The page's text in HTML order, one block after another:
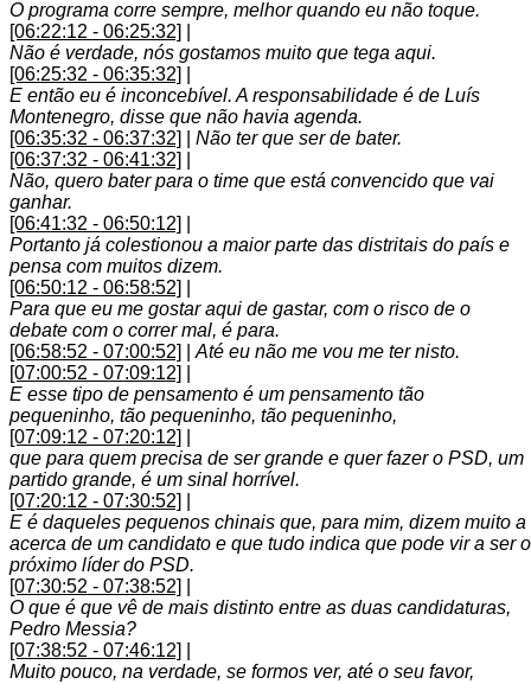
O programa corre sempre, melhor quando eu não toque.
[06:22:12 - 06:25:32]
Não é verdade, nós gostamos muito que tega aqui.
[06:25:32 - 06:35:32]
E então eu é inconcebível. A responsabilidade é de Luís
Montenegro, disse que não havia agenda.
[06:35:32 - 06:37:32]
Não ter que ser de bater.
[06:37:32 - 06:41:32]
Não, quero bater para o time que está convencido que vai
ganhar.
[06:41:32 - 06:50:12]
Portanto já colestionou a maior parte das distritais do país e
pensa com muitos dizem.
[06:50:12 - 06:58:52]
Para que eu me gostar aqui de gastar, com o risco de o
debate com o correr mal, é para.
[06:58:52 - 07:00:52]
Até eu não me vou me ter nisto.
[07:00:52 - 07:09:12]
E esse tipo de pensamento é um pensamento tão
pequeninho, tão pequeninho, tão pequeninho,
[07:09:12 - 07:20:12]
que para quem precisa de ser grande e quer fazer o PSD, um
partido grande, é um sinal horrível.
[07:20:12 - 07:30:52]
E é daqueles pequenos chinais que, para mim, dizem muito a
acerca de um candidato e que tudo indica que pode vir a ser o
próximo líder do PSD.
[07:30:52 - 07:38:52]
O que é que vê de mais distinto entre as duas candidaturas,
Pedro Messia?
[07:38:52 - 07:46:12]
Muito pouco, na verdade, se formos ver, até o seu favor,